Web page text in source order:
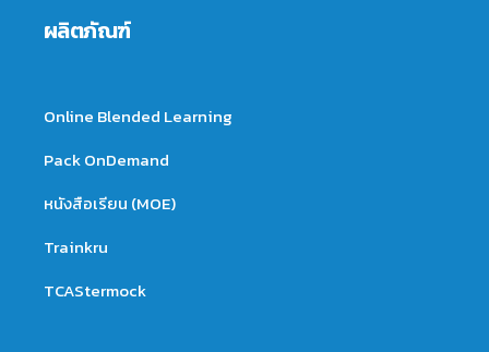
ผลิตภัณฑ์
Online Blended Learning
Pack OnDemand
หนังสือเรียน (MOE)
Trainkru
TCAStermock